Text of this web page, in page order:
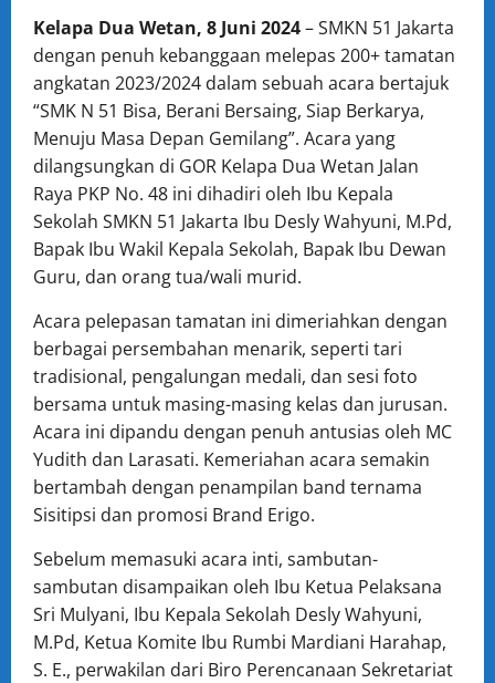
Kelapa Dua Wetan, 8 Juni 2024– SMKN 51 Jakarta
dengan penuh kebanggaan melepas 200+ tamatan
angkatan 2023/2024 dalam sebuah acara bertajuk
“SMK N 51 Bisa, Berani Bersaing, Siap Berkarya,
Menuju Masa Depan Gemilang”. Acara yang
dilangsungkan di GOR Kelapa Dua Wetan Jalan
Raya PKP No. 48 ini dihadiri oleh Ibu Kepala
Sekolah SMKN 51 Jakarta Ibu Desly Wahyuni, M.Pd,
Bapak Ibu Wakil Kepala Sekolah, Bapak Ibu Dewan
Guru, dan orang tua/wali murid.
Acara pelepasan tamatan ini dimeriahkan dengan
berbagai persembahan menarik, seperti tari
tradisional, pengalungan medali, dan sesi foto
bersama untuk masing-masing kelas dan jurusan.
Acara ini dipandu dengan penuh antusias oleh MC
Yudith dan Larasati. Kemeriahan acara semakin
bertambah dengan penampilan band ternama
Sisitipsi dan promosi Brand Erigo.
Sebelum memasuki acara inti, sambutan-
sambutan disampaikan oleh Ibu Ketua Pelaksana
Sri Mulyani, Ibu Kepala Sekolah Desly Wahyuni,
M.Pd, Ketua Komite Ibu Rumbi Mardiani Harahap,
S. E., perwakilan dari Biro Perencanaan Sekretariat